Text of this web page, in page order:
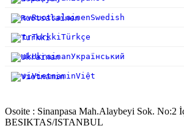
svRuotsalainenSwedish
trTurkki Türkçe
ukUkrainanУкраїнський
viVietnaminViệt
Osoite : Sinanpasa Mah.Alaybeyi Sok. No:2
BESIKTAS/ISTANBUL